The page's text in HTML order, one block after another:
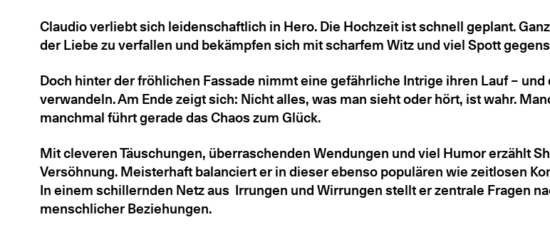
Claudio verliebt sich leidenschaftlich in Hero. Die Hochzeit ist schnell geplant.
der Liebe zu verfallen und bekämpfen sich mit scharfem Witz und viel Spott
Doch hinter der fröhlichen Fassade nimmt eine gefährliche Intrige ihren Lauf –
verwandeln. Am Ende zeigt sich: Nicht alles, was man sieht oder hört, ist wahr.
manchmal führt gerade das Chaos zum Glück.
Mit cleveren Täuschungen, überraschenden Wendungen und viel Humor erzählt
Versöhnung. Meisterhaft balanciert er in dieser ebenso populären wie zeitlosen
In einem schillernden Netz aus Irrungen und Wirrungen stellt er zentrale Fragen
menschlicher Beziehungen.